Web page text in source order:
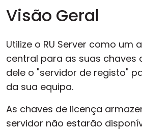
Visão Geral
Utilize o RU Server como um
central para as suas chaves
dele o "servidor de registo"
da sua equipa.
As chaves de licença
servidor não estarão